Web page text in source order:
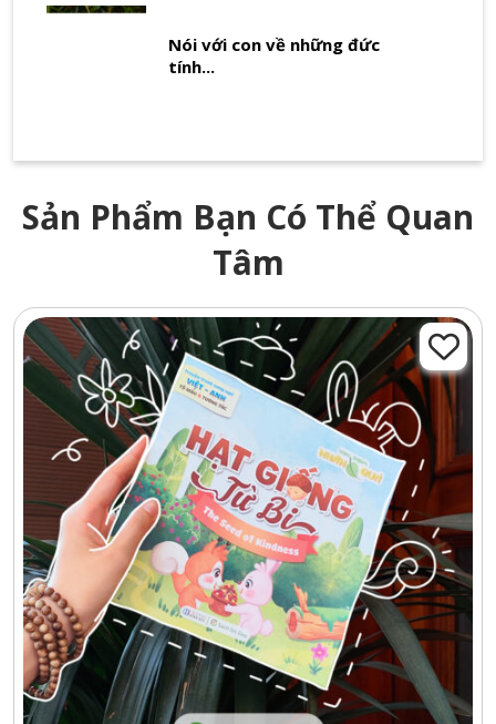
Nói với con về những đức
tính...
Sản Phẩm Bạn Có Thể Quan
Tâm